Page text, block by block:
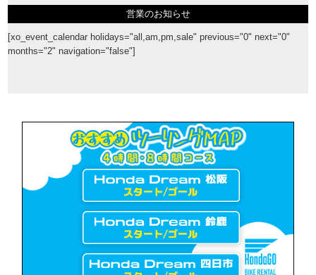
営業のお知らせ
[xo_event_calendar holidays="all,am,pm,sale" previous="0" next="0"
months="2" navigation="false"]